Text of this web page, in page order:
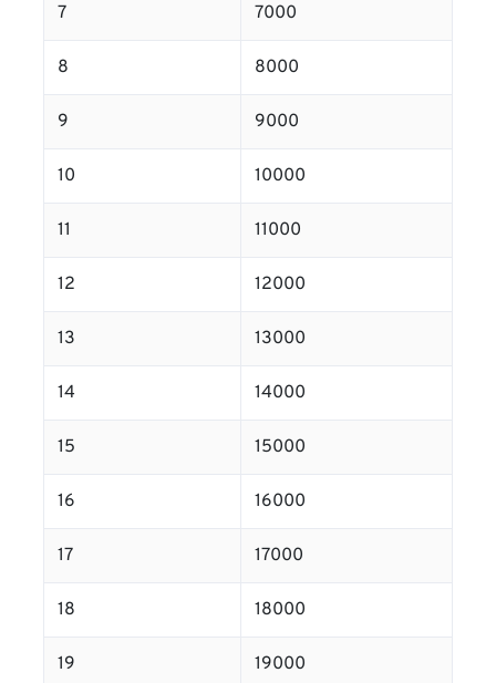
7 7000
8 8000
9 9000
10 10000
11 11000
12 12000
13 13000
14 14000
15 15000
16 16000
17 17000
18 18000
19 19000